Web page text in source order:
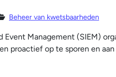
Beheer van kwetsbaarheden
Management (SIEM)
proactief op te sporen en